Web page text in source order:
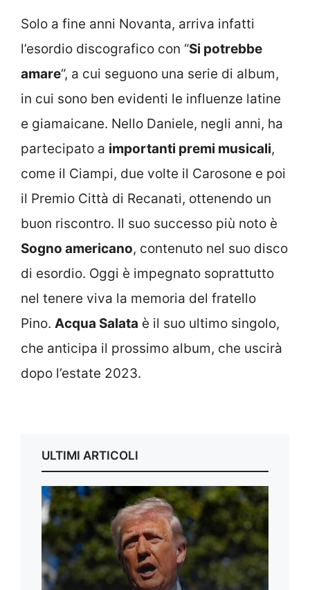
Solo a fine anni Novanta, arriva infatti
l’esordio discografico con “Si potrebbe
amare“, a cui seguono una serie di album,
in cui sono ben evidenti le influenze latine
e giamaicane. Nello Daniele, negli anni, ha
partecipato a importanti premi musicali,
come il Ciampi, due volte il Carosone e poi
il Premio Città di Recanati, ottenendo un
buon riscontro. Il suo successo più noto è
Sogno americano, contenuto nel suo disco
di esordio. Oggi è impegnato soprattutto
nel tenere viva la memoria del fratello
Pino. Acqua Salata è il suo ultimo singolo,
che anticipa il prossimo album, che uscirà
dopo l’estate 2023.
ULTIMI ARTICOLI